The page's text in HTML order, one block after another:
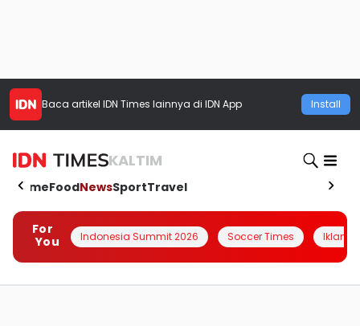
Baca artikel IDN Times lainnya di IDN App Install
KALTIM
HomeFoodNewsSportTravel
For
You
Indonesia Summit 2026 Soccer Times Iklanin